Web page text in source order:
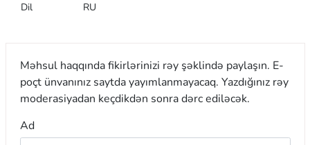
Dil RU
Məhsul haqqında fikirlərinizi rəy şəklində paylaşın. E-
poçt ünvanınız saytda yayımlanmayacaq. Yazdığınız rəy
moderasiyadan keçdikdən sonra dərc ediləcək.
Ad